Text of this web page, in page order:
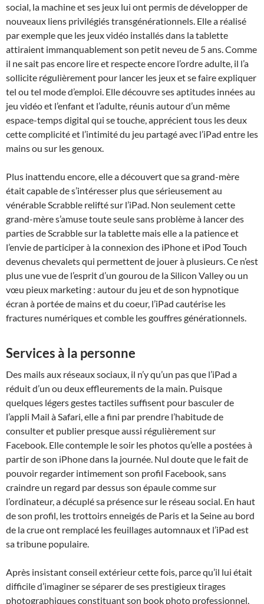
social, la machine et ses jeux lui ont permis de développer de
nouveaux liens privilégiés transgénérationnels. Elle a réalisé
par exemple que les jeux vidéo installés dans la tablette
attiraient immanquablement son petit neveu de 5 ans. Comme
il ne sait pas encore lire et respecte encore l’ordre adulte, il l’a
sollicite régulièrement pour lancer les jeux et se faire expliquer
tel ou tel mode d’emploi. Elle découvre ses aptitudes innées au
jeu vidéo et l’enfant et l’adulte, réunis autour d’un même
espace-temps digital qui se touche, apprécient tous les deux
cette complicité et l’intimité du jeu partagé avec l’iPad entre les
mains ou sur les genoux.
Plus inattendu encore, elle a découvert que sa grand-mère
était capable de s’intéresser plus que sérieusement au
vénérable Scrabble relifté sur l’iPad. Non seulement cette
grand-mère s’amuse toute seule sans problème à lancer des
parties de Scrabble sur la tablette mais elle a la patience et
l’envie de participer à la connexion des iPhone et iPod Touch
devenus chevalets qui permettent de jouer à plusieurs. Ce n’est
plus une vue de l’esprit d’un gourou de la Silicon Valley ou un
vœu pieux marketing : autour du jeu et de son hypnotique
écran à portée de mains et du coeur, l’iPad cautérise les
fractures numériques et comble les gouffres générationnels.
Services à la personne
Des mails aux réseaux sociaux, il n’y qu’un pas que l’iPad a
réduit d’un ou deux effleurements de la main. Puisque
quelques légers gestes tactiles suffisent pour basculer de
l’appli Mail à Safari, elle a fini par prendre l’habitude de
consulter et publier presque aussi régulièrement sur
Facebook. Elle contemple le soir les photos qu’elle a postées à
partir de son iPhone dans la journée. Nul doute que le fait de
pouvoir regarder intimement son profil Facebook, sans
craindre un regard par dessus son épaule comme sur
l’ordinateur, a décuplé sa présence sur le réseau social. En haut
de son profil, les trottoirs enneigés de Paris et la Seine au bord
de la crue ont remplacé les feuillages automnaux et l’iPad est
sa tribune populaire.
Après insistant conseil extérieur cette fois, parce qu’il lui était
difficile d’imaginer se séparer de ses prestigieux tirages
photographiques constituant son book photo professionnel,